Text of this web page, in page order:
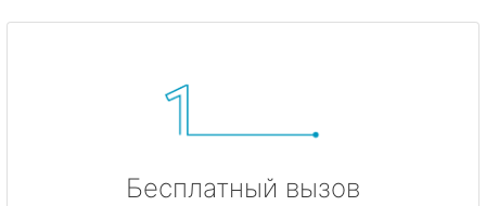
Бесплатный вызов